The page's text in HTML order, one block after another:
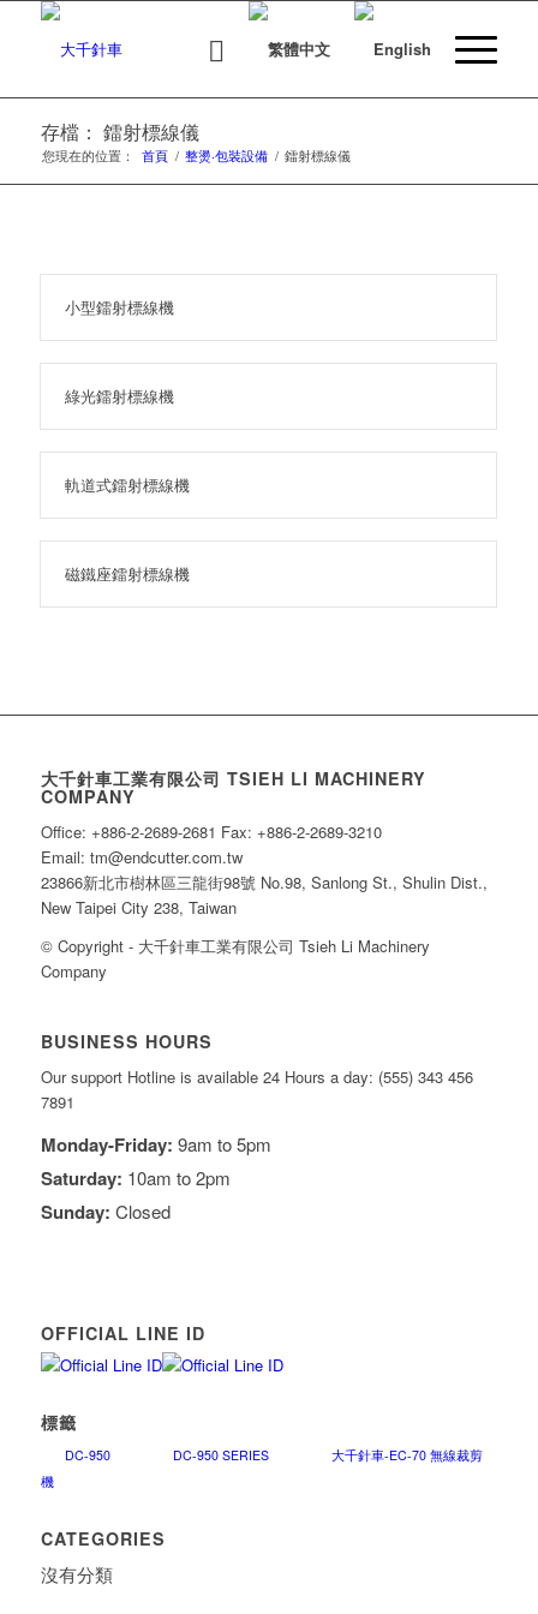
存檔： 鐳射標線儀
您現在的位置： 首頁 / 整燙‧包裝設備 / 鐳射標線儀
小型鐳射標線機
綠光鐳射標線機
軌道式鐳射標線機
磁鐵座鐳射標線機
大千針車工業有限公司 TSIEH LI MACHINERY
COMPANY
Office: +886-2-2689-2681 Fax: +886-2-2689-3210
Email: tm@endcutter.com.tw
23866新北市樹林區三龍街98號 No.98, Sanlong St., Shulin Dist.,
New Taipei City 238, Taiwan
© Copyright - 大千針車工業有限公司 Tsieh Li Machinery
Company
BUSINESS HOURS
Our support Hotline is available 24 Hours a day: (555) 343 456
7891
Monday-Friday: 9am to 5pm
Saturday: 10am to 2pm
Sunday: Closed
OFFICIAL LINE ID
標籤
DC-950 DC-950 SERIES
大千針車-EC-70 無線裁剪
機
CATEGORIES
沒有分類